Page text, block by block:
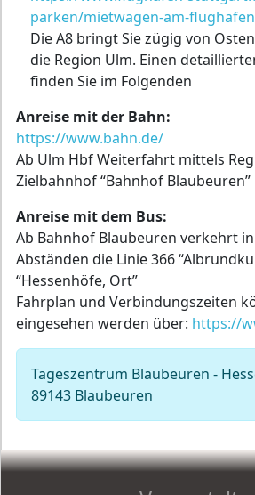
parken/mietwagen-am-
Die A8 bringt Sie zügig von
die Region Ulm. Einen
finden Sie im Folgenden
Anreise mit der Bahn:
https://www.bahn.de/
Ab Ulm Hbf Weiterfahrt mittels
Zielbahnhof “Bahnhof Blaubeuren”
Anreise mit dem Bus:
Ab Bahnhof Blaubeuren verkehrt
Abständen die Linie 366
“Hessenhöfe, Ort”
Fahrplan und Verbindungszeiten
eingesehen werden über: https://
Tageszentrum Blaubeuren -
89143 Blaubeuren